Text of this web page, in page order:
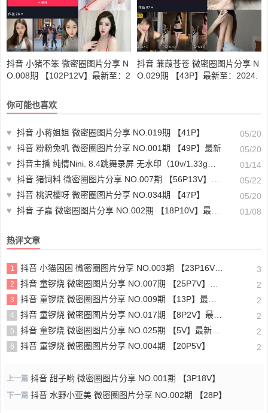
抖音 小猪不笨 微密圈图片分享 N
O.008期 【102P12V】最新至：2
抖音 蒹葭苍苍 微密圈图片分享 N
O.029期 【43P】最新至：2024.
你可能也喜欢
♥ 抖音 小蒋姐姐 微密圈图片分享 NO.019期 【41P】
05/20
♥ 抖音 粉粉兔叽 微密圈图片分享 NO.001期 【49P】最新
05/20
♥ 抖音主播 纯情Nini. 8.4跳舞录屏 无水印（10v/1.33g）-适合珍藏
01/14
♥ 抖音 猪饲料 微密圈图片分享 NO.007期 【56P13V】最新至：2024.3.13
05/22
♥ 抖音 桃沢樱呀 微密圈图片分享 NO.034期 【47P】
05/20
♥ 抖音 子嘉 微密圈图片分享 NO.002期 【18P10V】最新至：2024.12.10 01/08
热评文章
1 抖音 小猫困困 微密圈图片分享 NO.003期 【23P16V】最新至：2025.1.23 3
2 抖音 童锣烧 微密圈图片分享 NO.007期 【25P7V】最新至：2023.10.24 2
3 抖音 童锣烧 微密圈图片分享 NO.009期 【13P】最新至：2023.12.28 2
4 抖音 童锣烧 微密圈图片分享 NO.017期 【8P2V】最新至：2204.11.14 2
5 抖音 童锣烧 微密圈图片分享 NO.025期 【5V】最新至：2025.3.12 2
6 抖音 童锣烧 微密圈图片分享 NO.004期 【20P5V】 2
上一篇 抖音 甜子哟 微密圈图片分享 NO.001期 【3P18V】
下一篇 抖音 水野小亚美 微密圈图片分享 NO.002期 【28P】